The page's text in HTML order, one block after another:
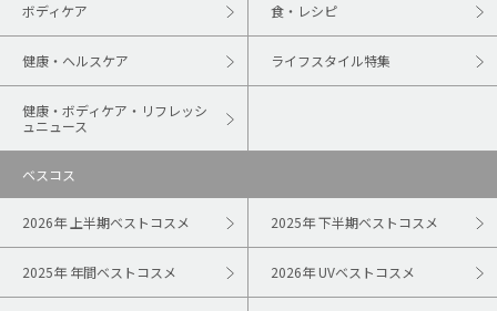
ボディケア 食・レシピ
健康・ヘルスケア ライフスタイル特集
健康・ボディケア・リフレッシ
ュニュース
ベスコス
2026年 上半期ベストコスメ 2025年 下半期ベストコスメ
2025年 年間ベストコスメ 2026年 UVベストコスメ